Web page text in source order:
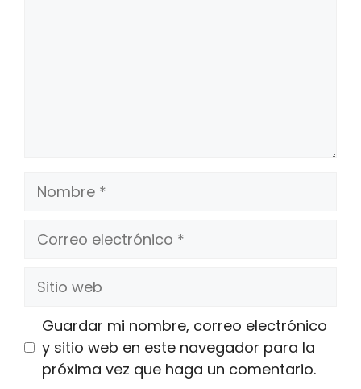
Nombre
Correo
electrónico
Sitio
web
Guardar mi nombre, correo electrónico
y sitio web en este navegador para la
próxima vez que haga un comentario.